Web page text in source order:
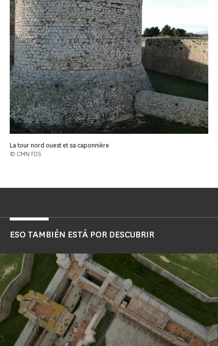
La tour nord ouest et sa caponnière
© CMN FDS
ESO TAMBIÉN ESTÁ POR DESCUBRIR